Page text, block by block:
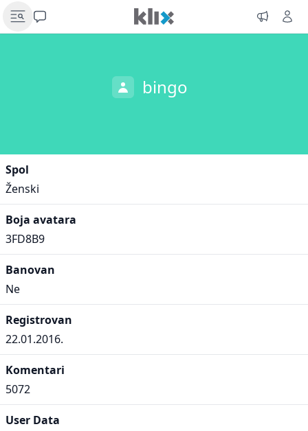
bingo
Spol
Ženski
Boja avatara
3FD8B9
Banovan
Ne
Registrovan
22.01.2016.
Komentari
5072
User Data